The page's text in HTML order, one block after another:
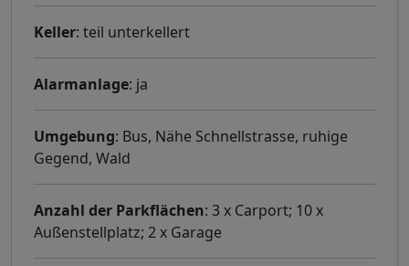
Keller: teil unterkellert
Alarmanlage: ja
Umgebung: Bus, Nähe Schnellstrasse, ruhige
Gegend, Wald
Anzahl der Parkflächen: 3 x Carport; 10 x
Außenstellplatz; 2 x Garage